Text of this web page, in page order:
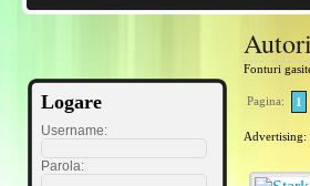
Logare
Username:
Parola:
Fonturi
Pagina: 1
Advertising: